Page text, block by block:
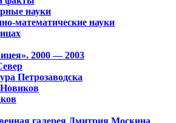
науки
математические науки
2000 — 2003
Петрозаводска